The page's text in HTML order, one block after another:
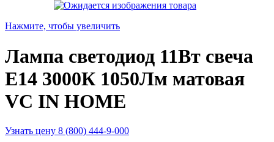
Нажмите, чтобы увеличить
Лампа светодиод 11Вт свеча
Е14 3000К 1050Лм матовая
VC IN HOME
Узнать цену 8 (800) 444-9-000